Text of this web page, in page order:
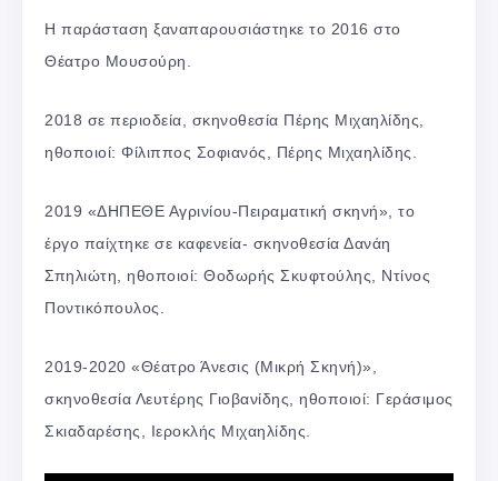
Η παράσταση ξαναπαρουσιάστηκε το 2016 στο
Θέατρο Μουσούρη.
2018 σε περιοδεία, σκηνοθεσία Πέρης Μιχαηλίδης,
ηθοποιοί: Φίλιππος Σοφιανός, Πέρης Μιχαηλίδης.
2019 «ΔΗΠΕΘΕ Αγρινίου-Πειραματική σκηνή», το
έργο παίχτηκε σε καφενεία- σκηνοθεσία Δανάη
Σπηλιώτη, ηθοποιοί: Θοδωρής Σκυφτούλης, Ντίνος
Ποντικόπουλος.
2019-2020 «Θέατρο Άνεσις (Μικρή Σκηνή)»,
σκηνοθεσία Λευτέρης Γιοβανίδης, ηθοποιοί: Γεράσιμος
Σκιαδαρέσης, Ιεροκλής Μιχαηλίδης.